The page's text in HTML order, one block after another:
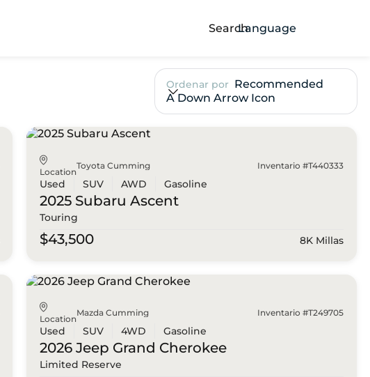
SearchLanguage
Ordenar por Recommended
A Down Arrow Icon
Location
Toyota Cumming Inventario #T440333
Used SUV AWD Gasoline
2025 Subaru Ascent
Touring
$43,500 8K Millas
Location
Mazda Cumming Inventario #T249705
Used SUV 4WD Gasoline
2026 Jeep Grand Cherokee
Limited Reserve